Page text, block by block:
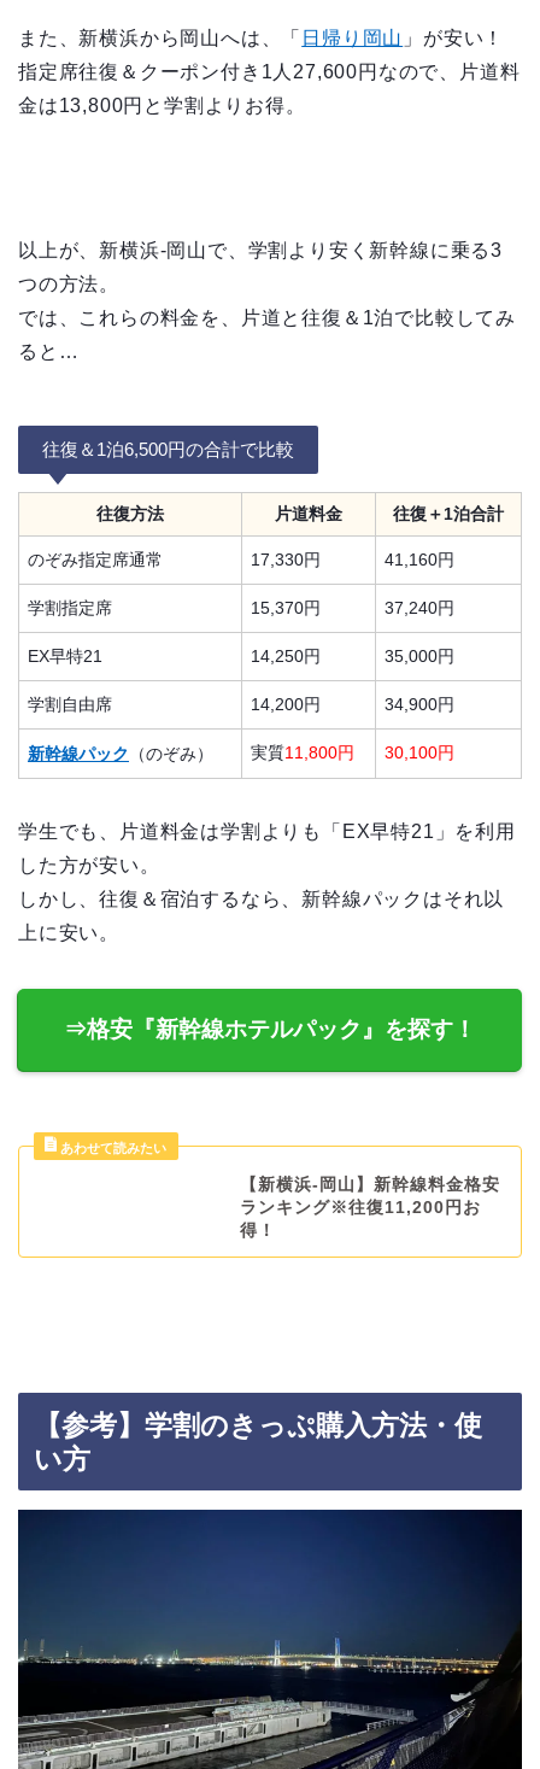
また、新横浜から岡山へは、「 日帰り岡山 」が安い！
指定席往復＆クーポン付き1人27,600円なので、片道料
金は13,800円と学割よりお得。
以上が、新横浜-岡山で、学割より安く新幹線に乗る3
つの方法。
では、これらの料金を、片道と往復＆1泊で比較してみ
ると…
往復＆1泊6,500円の合計で比較
往復方法 片道料金 往復＋1泊合計
のぞみ指定席通常 17,330円 41,160円
学割指定席 15,370円 37,240円
EX早特21 14,250円 35,000円
学割自由席 14,200円 34,900円
新幹線パック （のぞみ） 実質11,800円 30,100円
学生でも、片道料金は学割よりも「EX早特21」を利用
した方が安い。
しかし、往復＆宿泊するなら、新幹線パックはそれ以
上に安い。
⇒格安『新幹線ホテルパック』を探す！
【新横浜-岡山】新幹線料金格安
ランキング※往復11,200円お
得！
【参考】学割のきっぷ購入方法・使
い方